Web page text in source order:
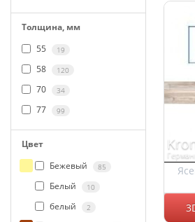
Толщина, мм
55
19
58 120
70 34
77 99
Цвет
Бежевый
85
Белый 10
белый 2